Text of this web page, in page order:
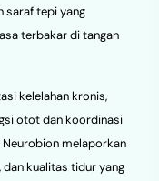
saraf tepi yang
terbakar di tangan
kelelahan kronis,
otot dan koordinasi
Neurobion melaporkan
kualitas tidur yang